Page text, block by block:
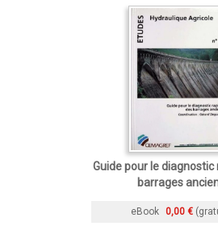
Guide pour le diagnostic
barrages
eBook 0,00 €